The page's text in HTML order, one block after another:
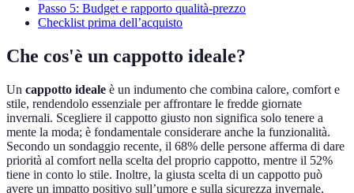
Passo 5: Budget e rapporto qualità-prezzo
Checklist prima dell’acquisto
Che cos'è un cappotto ideale?
Un cappotto ideale è un indumento che combina calore, comfort e
stile, rendendolo essenziale per affrontare le fredde giornate
invernali. Scegliere il cappotto giusto non significa solo tenere a
mente la moda; è fondamentale considerare anche la funzionalità.
Secondo un sondaggio recente, il 68% delle persone afferma di dare
priorità al comfort nella scelta del proprio cappotto, mentre il 52%
tiene in conto lo stile. Inoltre, la giusta scelta di un cappotto può
avere un impatto positivo sull’umore e sulla sicurezza invernale,